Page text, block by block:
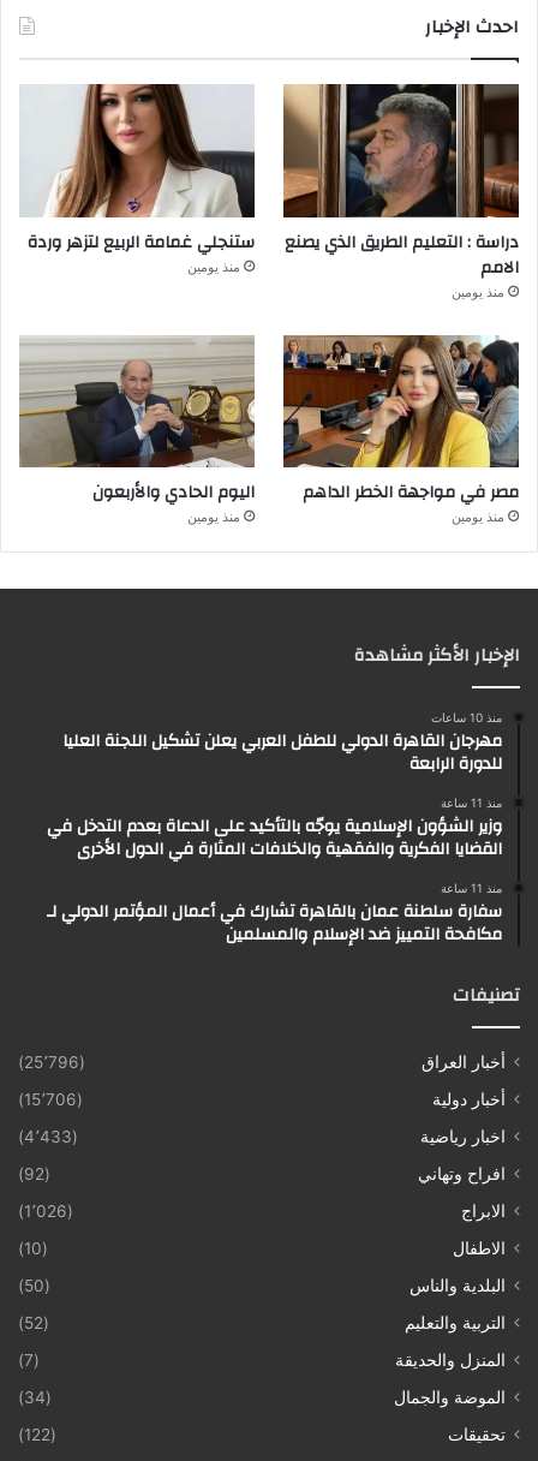
احدث الإخبار
دراسة : التعليم الطريق الذي يصنع
الامم
منذ يومين
ستنجلي غمامة الربيع لتزهر وردة
منذ يومين
مصر في مواجهة الخطر الداهم
منذ يومين
اليوم الحادي والأربعون
منذ يومين
الإخبار الأكثر مشاهدة
منذ 10 ساعات
مهرجان القاهرة الدولي للطفل العربي يعلن تشكيل اللجنة العليا
للدورة الرابعة
منذ 11 ساعة
وزير الشؤون الإسلامية يوجّه بالتأكيد على الدعاة بعدم التدخل في
القضايا الفكرية والفقهية والخلافات المثارة في الدول الأخرى
منذ 11 ساعة
سفارة سلطنة عمان بالقاهرة تشارك في أعمال المؤتمر الدولي لـ
مكافحة التمييز ضد الإسلام والمسلمين
تصنيفات
أخبار العراق
(25٬796)
أخبار دولية
(15٬706)
اخبار رياضية
(4٬433)
افراح وتهاني
(92)
الابراج
(1٬026)
الاطفال
(10)
البلدية والناس
(50)
التربية والتعليم
(52)
المنزل والحديقة
(7)
الموضة والجمال
(34)
تحقيقات
(122)